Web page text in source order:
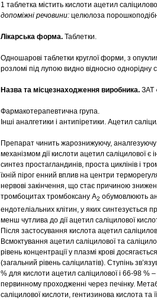
1 таблетка містить кислоти ацетил
допоміжні речовини: целюлоза
Лікарська форма. Таблетки.
Одношарові таблетки круглої форми, з
розломі під лупою видно відносно однорідну
Назва та місцезнаходження виробника. ЗАТ
Фармакотерапевтична група.
Інші аналгетики і антипіретики. Ацетил
Препарат чинить жарознижуючу,
механізмом дії кислоти ацетил саліцилової
синтез простагландинів, проста циклінів і
їхній пірог енний вплив на центри
нервові закінчення, що стає причиною
тромбоцитах тромбоксану А2 обумовлюють
ендотеліальних клітин, у яких синтезується
менш чутлива до дії ацетил саліцилової
Після застосування кислота ацетил
Всмоктування ацетил саліцилової та
рівень концентрації у плазмі крові
(загальний рівень саліцилатів). Ступінь
% для кислоти ацетил саліцилової і 66-98 %
первинному проходженні через печінку.
саліцилової кислоти, гентизинова кислота та